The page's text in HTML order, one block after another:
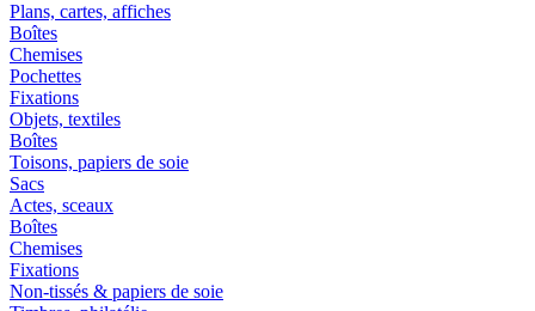
Plans, cartes, affiches
Boîtes
Chemises
Pochettes
Fixations
Objets, textiles
Boîtes
Toisons, papiers de soie
Sacs
Actes, sceaux
Boîtes
Chemises
Fixations
Non-tissés & papiers de soie